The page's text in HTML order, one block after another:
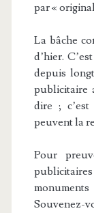
par «
La bâche
d’hier.
depuis
publicitaire
dire ;
peuvent la
Pour